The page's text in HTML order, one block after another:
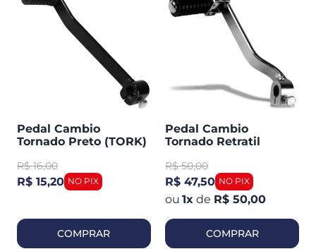
Pedal Cambio
Tornado Preto (TORK)
R$ 16,00
R$ 15,20
COMPRAR
Pedal Cambio
Tornado Retratil
R$ 50,00
R$ 47,50
1x de R$ 50,00
COMPRAR